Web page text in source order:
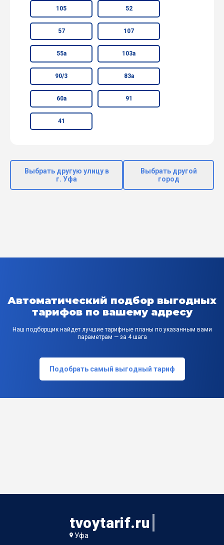
105 52
57 107
55а 103а
90/3 83а
60а 91
41
Выбрать другую улицу в
г. Уфа
Выбрать другой
город
Автоматический подбор выгодных
тарифов по вашему адресу
Наш подборщик найдет лучшие тарифные планы по указанным вами
параметрам — за 4 шага
Подобрать самый выгодный тариф
tvoytarif.ru
Уфа